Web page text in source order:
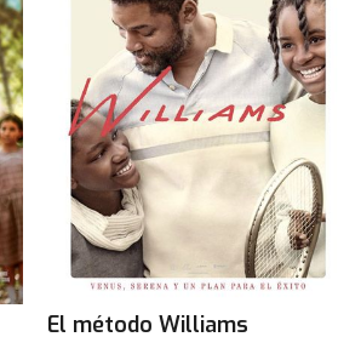
El método Williams